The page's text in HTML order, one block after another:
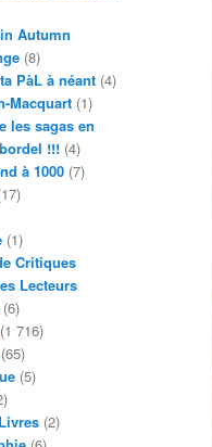
Autumn
(8)
PàL à néant(4)
Macquart(1)
les sagas en
!!!(4)
à 1000(7)
(1)
Critiques
Lecteurs
(6)
(1 716)
(65)
(5)
(2)